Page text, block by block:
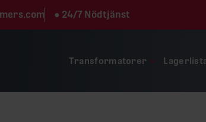
● 24/7 Nödtjänst
Transformatorer